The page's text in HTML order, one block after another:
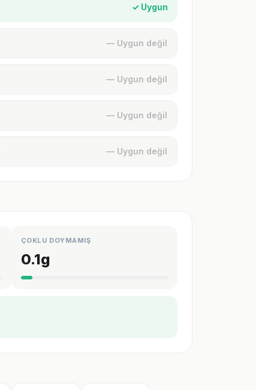
✓ Uygun
— Uygun değil
— Uygun değil
— Uygun değil
— Uygun değil
ÇOKLU DOYMAMIŞ
0.1g